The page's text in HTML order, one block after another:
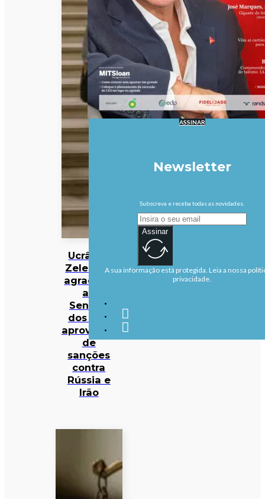
Ucrânia:
Zelensky
agradece
ao
Senado
dos EUA
aprovação
de
sanções
contra
Rússia e
Irão
ASSINAR
Newsletter
Subscreva e receba todas as novidades.
Assinar
A sua informação está protegida. Leia a nossa
privacidade.